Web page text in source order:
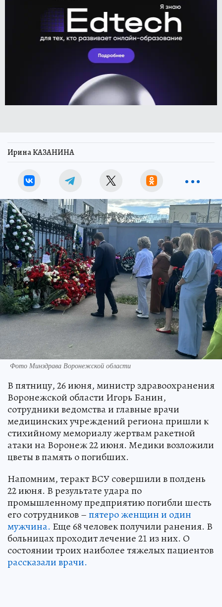
Ирина КАЗАНИНА
Фото Минздрава Воронежской области
В пятницу, 26 июня, министр здравоохранения
Воронежской области Игорь Банин,
сотрудники ведомства и главные врачи
медицинских учреждений региона пришли к
стихийному мемориалу жертвам ракетной
атаки на Воронеж 22 июня. Медики возложили
цветы в память о погибших.
Напомним, теракт ВСУ совершили в полдень
22 июня. В результате удара по
промышленному предприятию погибли шесть
его сотрудников –пятеро женщин и один
мужчина. Еще 68 человек получили ранения. В
больницах проходит лечение 21 из них. О
состоянии троих наиболее тяжелых пациентов
рассказали врачи.